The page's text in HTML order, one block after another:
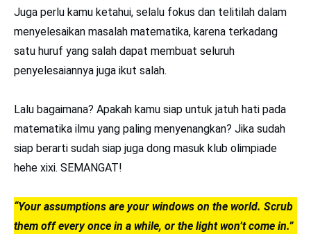
Juga perlu kamu ketahui, selalu fokus dan telitilah dalam
menyelesaikan masalah matematika, karena terkadang
satu huruf yang salah dapat membuat seluruh
penyelesaiannya juga ikut salah.
Lalu bagaimana? Apakah kamu siap untuk jatuh hati pada
matematika ilmu yang paling menyenangkan? Jika sudah
siap berarti sudah siap juga dong masuk klub olimpiade
hehe xixi. SEMANGAT!
“Your assumptions are your windows on the world. Scrub
them off every once in a while, or the light won’t come in.”